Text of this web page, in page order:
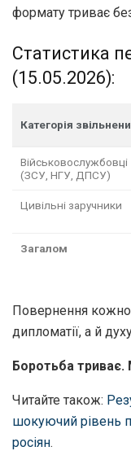
формату триває
Статистика
(15.05.2026):
Категорія
Військовослужбовці
(ЗСУ, НГУ, ДПСУ)
Цивільні заручники
Загалом
Повернення
дипломатії, а й
Боротьба
Читайте також:
шокуючий рівень
росіян.